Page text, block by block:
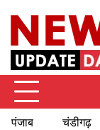
content
पंजाब चंडीगढ़